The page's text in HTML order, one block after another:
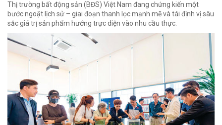
Thị trường bất động sản (BĐS) Việt Nam đang chứng kiến một
bước ngoặt lịch sử – giai đoạn thanh lọc mạnh mẽ và tái định vị sâu
sắc giá trị sản phẩm hướng trực diện vào nhu cầu thực.